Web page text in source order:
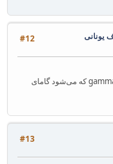
#12 یونانی
دستور را با حرف اول بزرگ بنویسید. مثل \gamma که می‌شود گامای
#13